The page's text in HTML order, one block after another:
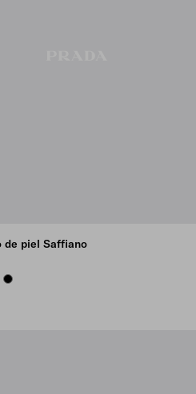
de piel Saffiano
BLACK